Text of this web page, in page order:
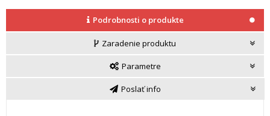
Podrobnosti o produkte
Zaradenie produktu
Parametre
Poslať info